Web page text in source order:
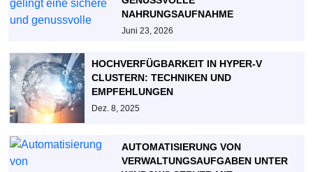
NAHRUNGSAUFNAHME
Juni 23, 2026
HOCHVERFÜGBARKEIT IN HYPER-V
CLUSTERN: TECHNIKEN UND
EMPFEHLUNGEN
Dez. 8, 2025
AUTOMATISIERUNG VON
VERWALTUNGSAUFGABEN UNTER